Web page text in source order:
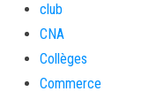
club
CNA
Collèges
Commerce